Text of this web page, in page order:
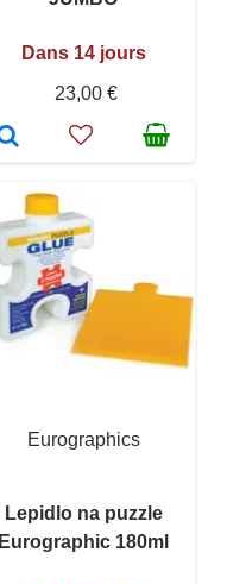
Dans 14 jours
23,00 €
Eurographics
Lepidlo na puzzle
Eurographic 180ml